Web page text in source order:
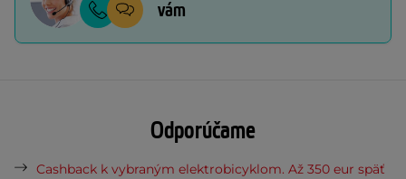
vám
Odporúčame
Cashback k vybraným elektrobicyklom. Až 350 eur späť